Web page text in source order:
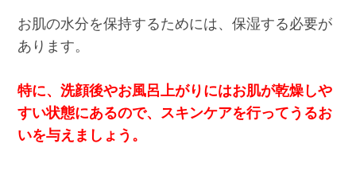
お肌の水分を保持するためには、保湿する必要が
あります。
特に、洗顔後やお風呂上がりにはお肌が乾燥しや
すい状態にあるので、スキンケアを行ってうるお
いを与えましょう。